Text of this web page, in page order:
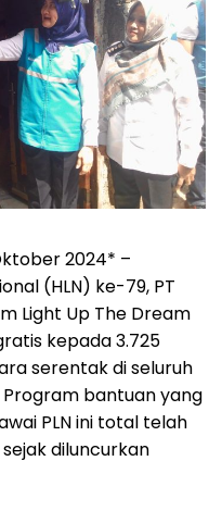
2024* –
(HLN) ke-79, PT
Light Up The Dream
kepada 3.725
serentak di seluruh
Program bantuan yang
PLN ini total telah
diluncurkan